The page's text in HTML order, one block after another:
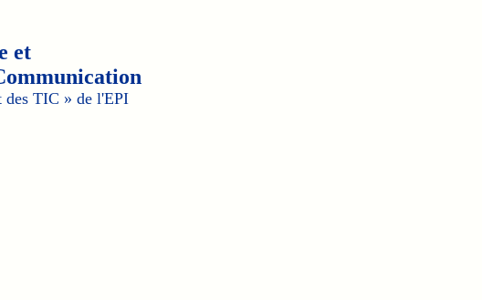
et
des TIC » de l'EPI